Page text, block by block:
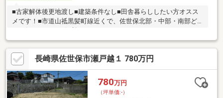
■古家解体後更地渡し■建築条件なし■田舎暮らししたい方オスス
メです！■市道山祗黒髪町線近くで、佐世保北部・中部・南部ど
こへ行くにしても便利です
長崎県佐世保市瀬戸越１ 780万円
780万円
（坪単価:-）